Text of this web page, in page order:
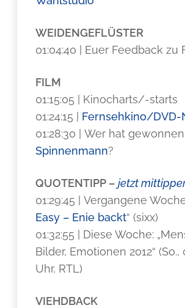
WEIDENGEFLÜSTER
01:04:40 | Euer Feedback zu
FILM
01:15:05 | Kinocharts/-starts
01:24:15 | Fernsehkino/DVD-
01:28:30 | Wer hat
Spinnenmann?
QUOTENTIPP –jetzt
01:29:45 | Vergangene
Easy – Enie backt“ (sixx)
01:32:55 | Diese Woche:
Bilder, Emotionen 2012“ (So.,
Uhr, RTL)
VIEHDBACK